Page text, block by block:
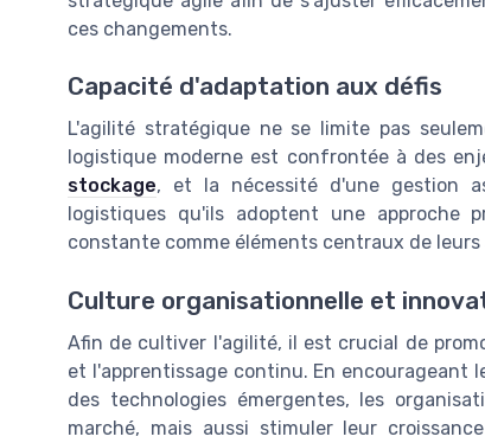
ces changements.
Capacité d'adaptation aux défis
L'agilité stratégique ne se limite pas
logistique moderne est confrontée à des
stockage, et la nécessité d'une gestion
logistiques qu'ils adoptent une approche
constante comme éléments centraux de
Culture organisationnelle et
Afin de cultiver l'agilité, il est crucial de
et l'apprentissage continu. En encourageant
des technologies émergentes, les
marché, mais aussi stimuler leur